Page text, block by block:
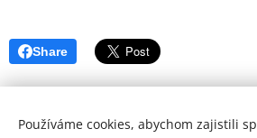
Share
Používáme cookies, abychom zajistili